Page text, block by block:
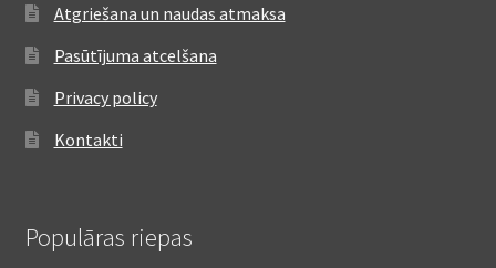
Atgriešana un naudas atmaksa
Pasūtījuma atcelšana
Privacy policy
Kontakti
Populāras riepas